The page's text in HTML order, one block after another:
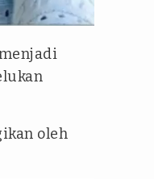
oleh